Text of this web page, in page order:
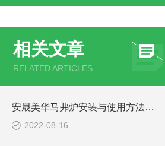
相关文章
RELATED ARTICLES
安晟美华马弗炉安装与使用方法介绍
2022-08-16